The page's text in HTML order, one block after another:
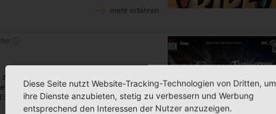
mehr erfahren
ⓘ
sich begeistert: „Diese Tour mit unseren
Schritt für uns. Zum ersten Mal präsentieren
Diese Seite nutzt Website-Tracking-Technologien von Dritten, um
ihre Dienste anzubieten, stetig zu verbessern und Werbung
entsprechend den Interessen der Nutzer anzuzeigen.